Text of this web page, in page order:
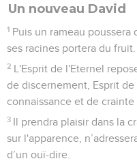
Un nouveau David
1 Puis un rameau
ses racines portera du fruit.
2 L'Esprit de l'Eternel
de discernement, Esprit
connaissance et de crainte
3 Il prendra plaisir dans la
sur l'apparence,
d’un ouï-dire.